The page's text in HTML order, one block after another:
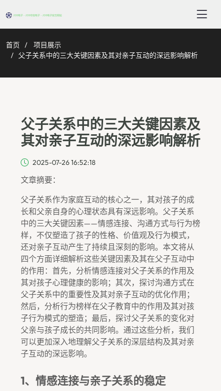
首页
项目展示
父子关系中的三大关键因素及其对亲子互动的深远影响解析
父子关系中的三大关键因素及
其对亲子互动的深远影响解析
2025-07-26 16:52:18
文章摘要：
父子关系作为家庭互动的核心之一，其对孩子的成
长和父亲自身的心理状态具有深远影响。父子关系
中的三大关键因素——情感连接、沟通方式与行为榜
样，不仅塑造了孩子的性格、价值观及行为模式，
还对亲子互动产生了持续且深刻的影响。本文将从
四个方面详细解析这些关键因素及其在父子互动中
的作用：首先，分析情感连接对父子关系的作用及
其对孩子心理健康的影响；其次，探讨沟通方式在
父子关系中的重要性及其对亲子互动的优化作用；
然后，分析行为榜样在父子教育中的作用及其对孩
子行为模式的塑造；最后，探讨父子关系的变化对
父亲与孩子成长的共同影响。通过这些分析，我们
可以更加深入地理解父子关系的深层结构及其对亲
子互动的深远影响。
1、情感连接与亲子关系的稳定